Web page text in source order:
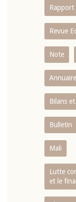
Rapport
Revue
Note
Annuaire
Bilans
Bulletin
Mali
Lutte
et le